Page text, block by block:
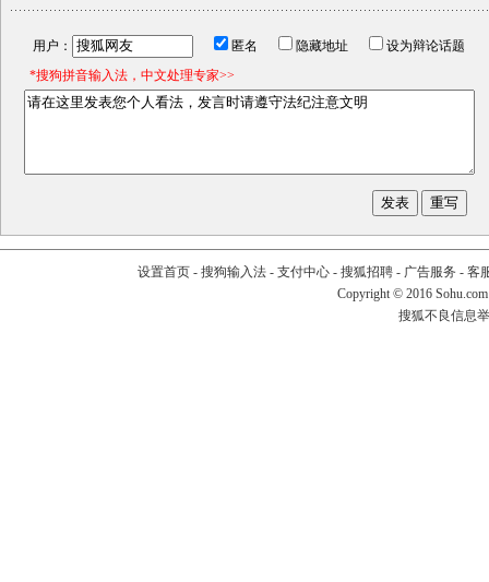
用户： 匿名 隐藏地址
设为辩论话题
*搜狗拼音输入法，中文处理专家>>
设置首页- 搜狗输入法- 支付中心- 搜狐招聘- 广告服务 - 客
Copyright © 2016
搜狐不良信息